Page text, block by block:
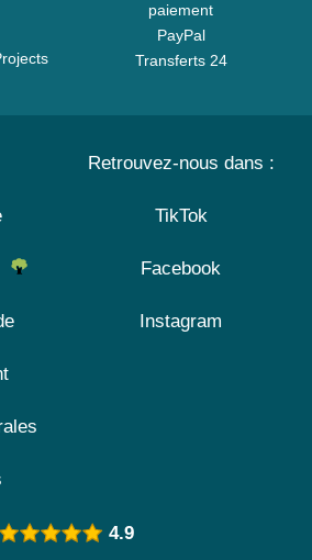
paiement
PayPal
Transferts 24
Retrouvez-nous dans :
TikTok
Facebook
Instagram
4.9